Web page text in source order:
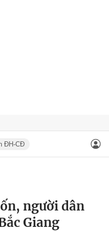
ĐH-CĐ
người dân
Giang